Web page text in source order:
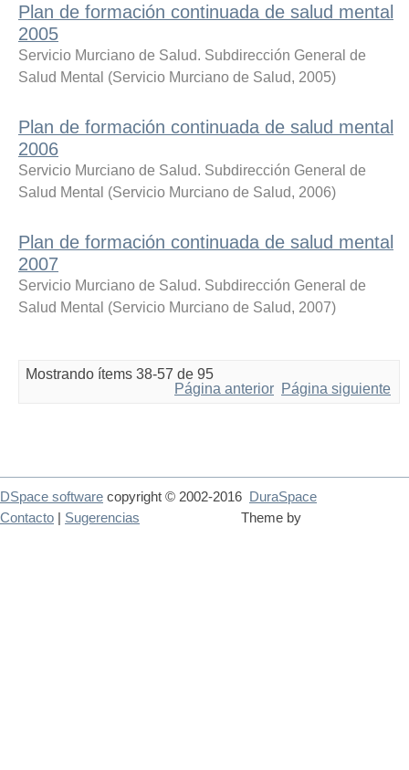
Plan de formación continuada de salud mental
2005
Servicio Murciano de Salud. Subdirección General de
Salud Mental (Servicio Murciano de Salud, 2005)
Plan de formación continuada de salud mental
2006
Servicio Murciano de Salud. Subdirección General de
Salud Mental (Servicio Murciano de Salud, 2006)
Plan de formación continuada de salud mental
2007
Servicio Murciano de Salud. Subdirección General de
Salud Mental (Servicio Murciano de Salud, 2007)
Mostrando ítems 38-57 de 95
Página anterior Página siguiente
DSpace software copyright © 2002-2016
DuraSpace
Theme by
Contacto Sugerencias